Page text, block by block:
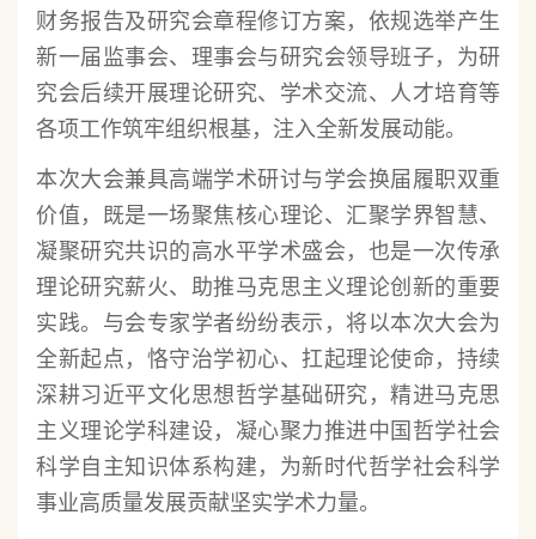
财务报告及研究会章程修订方案，依规选举产生
新一届监事会、理事会与研究会领导班子，为研
究会后续开展理论研究、学术交流、人才培育等
各项工作筑牢组织根基，注入全新发展动能。
本次大会兼具高端学术研讨与学会换届履职双重
价值，既是一场聚焦核心理论、汇聚学界智慧、
凝聚研究共识的高水平学术盛会，也是一次传承
理论研究薪火、助推马克思主义理论创新的重要
实践。与会专家学者纷纷表示，将以本次大会为
全新起点，恪守治学初心、扛起理论使命，持续
深耕习近平文化思想哲学基础研究，精进马克思
主义理论学科建设，凝心聚力推进中国哲学社会
科学自主知识体系构建，为新时代哲学社会科学
事业高质量发展贡献坚实学术力量。